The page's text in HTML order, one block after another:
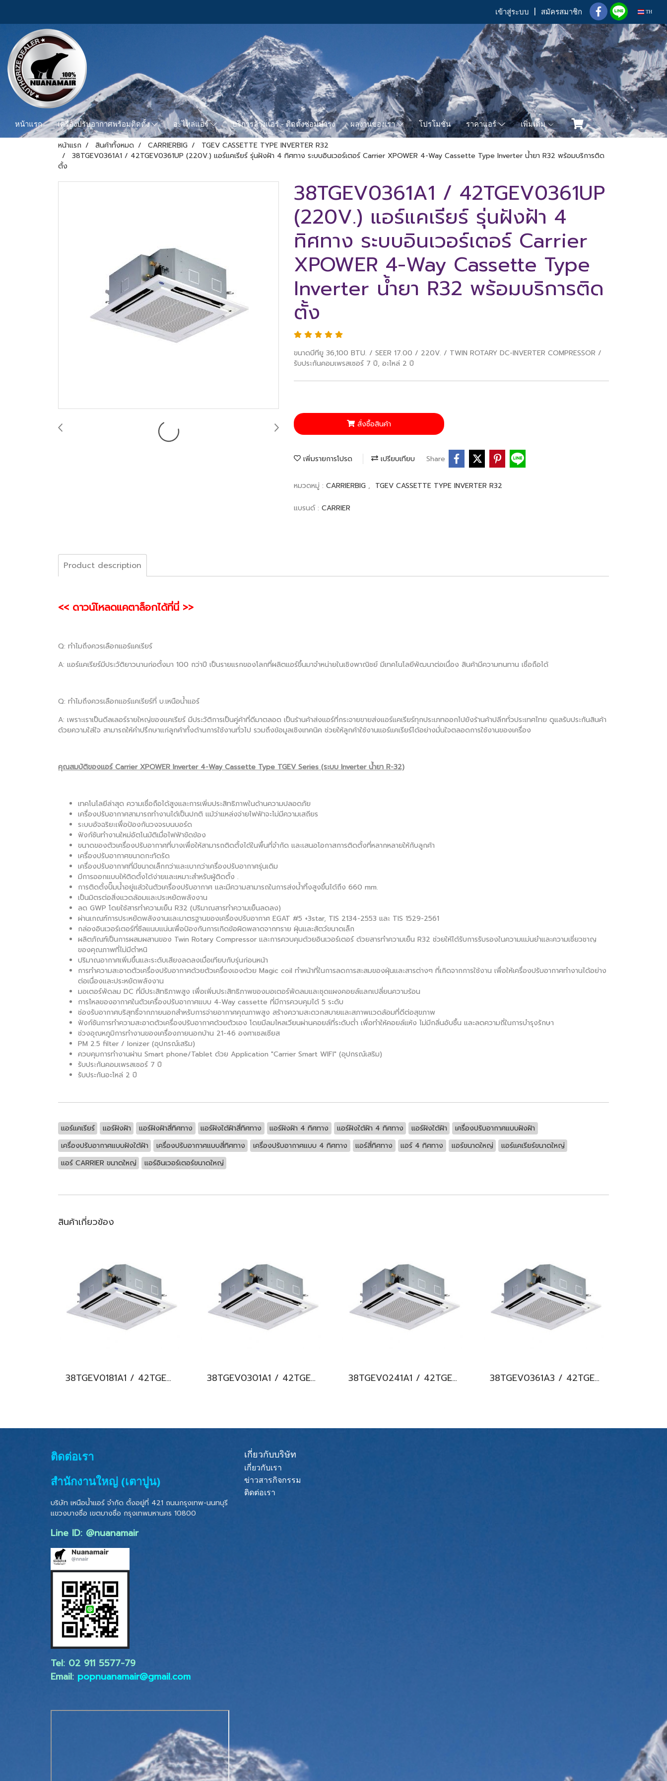
เข้าสู่ระบบ สมัครสมาชิก TH
หน้าแรก เครื่องปรับอากาศพร้อมติดตั้ง อะไหล่แอร์ บริการล้างแอร์ - ติดตั้งซ่อมบำรุง ผลงานของเรา โปรโมชั่น ราคาแอร์ เพิ่มเติม
หน้าแรก สินค้าทั้งหมด CARRIERBIG
TGEV CASSETTE TYPE INVERTER R32
38TGEV0361A1 / 42TGEV0361UP (220V.) แอร์แคเรียร์ รุ่นฝังฝ้า 4 ทิศทาง ระบบอินเวอร์เตอร์ Carrier XPOWER 4-Way Cassette Type Inverter น้ำยา R32 พร้อมบริการติด
ตั้ง
38TGEV0361A1 / 42TGEV0361UP
(220V.) แอร์แคเรียร์ รุ่นฝังฝ้า 4
ทิศทาง ระบบอินเวอร์เตอร์ Carrier
XPOWER 4-Way Cassette Type
Inverter น้ำยา R32 พร้อมบริการติด
ตั้ง
ขนาดบีทียู 36,100 BTU. / SEER 17.00 / 220V. / TWIN ROTARY DC-INVERTER COMPRESSOR /
รับประกันคอมเพรสเซอร์ 7 ปี, อะไหล่ 2 ปี
สั่งซื้อสินค้า
เพิ่มรายการโปรด เปรียบเทียบ Share
หมวดหมู่ : CARRIERBIG , TGEV CASSETTE TYPE INVERTER R32
แบรนด์ : CARRIER
Product description
<< ดาวน์โหลดแคตาล็อกได้ที่นี่ >>
Q: ทำไมถึงควรเลือกแอร์แคเรียร์
A: แอร์แคเรียร์มีประวัติยาวนานก่อตั้งมา 100 กว่าปี เป็นรายแรกของโลกที่ผลิตแอร์ขึ้นมาจำหน่ายในเชิงพาณิชย์ มีเทคโนโลยีพัฒนาต่อเนื่อง สินค้ามีความทนทาน เชื่อถือได้
Q: ทำไมถึงควรเลือกแอร์แคเรียร์ที่ บ.เหนือน้ำแอร์
A: เพราะเราเป็นดีลเลอร์รายใหญ่ของแคเรียร์ มีประวัติการเป็นคู่ค้าที่ดีมาตลอด เป็นร้านค้าส่งแอร์ที่กระจายขายส่งแอร์แคเรียร์ทุกประเภทออกไปยังร้านค้าปลีกทั่วประเทศไทย ดูแลรับประกันสินค้า
ด้วยความใส่ใจ สามารถให้คำปรึกษาแก่ลูกค้าทั้งด้านการใช้งานทั่วไป รวมถึงข้อมูลเชิงเทคนิค ช่วยให้ลูกค้าใช้งานแอร์แคเรียร์ได้อย่างมั่นใจตลอดการใช้งานของเครื่อง
คุณสมบัติของแอร์ Carrier XPOWER Inverter 4-Way Cassette Type TGEV Series (ระบบ Inverter น้ำยา R-32)
เทคโนโลยีล่าสุด ความเชื่อถือได้สูงและการเพิ่มประสิทธิภาพในด้านความปลอดภัย
เครื่องปรับอากาศสามารถทำงานได้เป็นปกติ แม้ว่าแหล่งจ่ายไฟฟ้าจะไม่มีความเสถียร
ระบบอัจฉริยะเพื่อป้องกันวงจรบนบอร์ด
ฟังก์ชันทำงานใหม่อัตโนมัติเมื่อไฟฟ้าขัดข้อง
ขนาดของตัวเครื่องปรับอากาศที่บางเพื่อให้สามารถติดตั้งได้ในพื้นที่จำกัด และเสนอโอกาสการติดตั้งที่หลากหลายให้กับลูกค้า
เครื่องปรับอากาศขนาดกะทัดรัด
เครื่องปรับอากาศที่มีขนาดเล็กกว่าและเบากว่าเครื่องปรับอากาศรุ่นเดิม
มีการออกแบบให้ติดตั้งได้ง่ายและเหมาะสำหรับผู้ติดตั้ง .
การติดตั้งปั๊มน้ำอยู่แล้วในตัวเครื่องปรับอากาศ และมีความสามารถในการส่งน้ำทิ้งสูงขึ้นได้ถึง 660 mm.
เป็นมิตรต่อสิ่งแวดล้อมและประหยัดพลังงาน
ลด GWP โดยใช้สารทำความเย็น R32 (ปริมาณสารทำความเย็นลดลง)
ผ่านเกณฑ์การประหยัดพลังงานและมาตรฐานของเครื่องปรับอากาศ EGAT #5 +3star, TIS 2134-2553 และ TIS 1529-2561
กล่องอินเวอร์เตอร์ที่ซีลแนบแน่นเพื่อป้องกันการเกิดข้อผิดพลาดจากทราย ฝุ่นและสัตว์ขนาดเล็ก
ผลิตภัณฑ์เป็นการผสมผสานของ Twin Rotary Compressor และการควบคุมด้วยอินเวอร์เตอร์ ด้วยสารทำความเย็น R32 ช่วยให้ได้รับการรับรองในความแม่นยำและความเชี่ยวชาญ
ของคุณภาพที่ไม่มีตำหนิ
ปริมาณอากาศเพิ่มขึ้นและระดับเสียงลดลงเมื่อเทียบกับรุ่นก่อนหน้า
การทำความสะอาดตัวเครื่องปรับอากาศด้วยตัวเครื่องเองด้วย Magic coil ทำหน้าที่ในการลดการสะสมของฝุ่นและสารต่างๆ ที่เกิดจากการใช้งาน เพื่อให้เครื่องปรับอากาศทำงานได้อย่าง
ต่อเนื่องและประหยัดพลังงาน
มอเตอร์พัดลม DC ที่มีประสิทธิภาพสูง เพื่อเพิ่มประสิทธิภาพของมอเตอร์พัดลมและชุดแผงคอยล์แลกเปลี่ยนความร้อน
การไหลของอากาศในตัวเครื่องปรับอากาศแบบ 4‑Way cassette ที่มีการควบคุมได้ 5 ระดับ
ช่องรับอากาศบริสุทธิ์จากภายนอกสำหรับการจ่ายอากาศคุณภาพสูง สร้างความสะดวกสบายและสภาพแวดล้อมที่ดีต่อสุขภาพ
ฟังก์ชันการทำความสะอาดตัวเครื่องปรับอากาศด้วยตัวเอง โดยมีลมไหลเวียนผ่านคอยล์ที่ระดับต่ำ เพื่อทำให้คอยล์แห้ง ไม่มีกลิ่นอับชื้น และลดความถี่ในการบำรุงรักษา
ช่วงอุณหภูมิการทำงานของเครื่องภายนอกบ้าน 21-46 องศาเซลเซียส
PM 2.5 filter / Ionizer (อุปกรณ์เสริม)
ควบคุมการทำงานผ่าน Smart phone/Tablet ด้วย Application "Carrier Smart WIFI" (อุปกรณ์เสริม)
รับประกันคอมเพรสเซอร์ 7 ปี
รับประกันอะไหล่ 2 ปี
แอร์แคเรียร์ แอร์ฝังฝ้า แอร์ฝังฝ้าสี่ทิศทาง แอร์ฝังใต้ฝ้าสี่ทิศทาง แอร์ฝังฝ้า 4 ทิศทาง แอร์ฝังใต้ฝ้า 4 ทิศทาง แอร์ฝังใต้ฝ้า
เครื่องปรับอากาศแบบฝังฝ้า
เครื่องปรับอากาศแบบฝังใต้ฝ้า
เครื่องปรับอากาศแบบสี่ทิศทาง เครื่องปรับอากาศแบบ 4 ทิศทาง แอร์สี่ทิศทาง แอร์ 4 ทิศทาง แอร์ขนาดใหญ่
แอร์แคเรียร์ขนาดใหญ่
แอร์ CARRIER ขนาดใหญ่
แอร์อินเวอร์เตอร์ขนาดใหญ่
สินค้าเกี่ยวข้อง
38TGEV0181A1 / 42TGEV0181UP (220V.) แอร์แคเรียร์ รุ่นฝังฝ้า 4 ทิศทาง ระบบอินเวอร์เตอร์ Carrier XPOWER 4-Way Cassette Type Inverter น้ำยา R32 พร้อมบริการติดตั้ง 38TGEV0301A1 / 42TGEV0301UP (220V.) แอร์แคเรียร์ รุ่นฝังฝ้า 4 ทิศทาง ระบบอินเวอร์เตอร์ Carrier XPOWER 4-Way Cassette Type Inverter น้ำยา R32 พร้อมบริการติดตั้ง 38TGEV0241A1 / 42TGEV0241UP (220V.) แอร์แคเรียร์ รุ่นฝังฝ้า 4 ทิศทาง ระบบอินเวอร์เตอร์ Carrier XPOWER 4-Way Cassette Type Inverter น้ำยา R32 พร้อมบริการติดตั้ง 38TGEV0361A3 / 42TGEV0361UP (380V./ไฟ 3 เฟส) แอร์แคเรียร์ รุ่นฝังฝ้า 4 ทิศทาง ระบบอินเวอร์เตอร์ Carrier XPOWER 4-Way Cassette Type Inverter น้ำยา R32 พร้อมบริการติดตั้ง
ติดต่อเรา
สำนักงานใหญ่ (เตาปูน)
บริษัท เหนือน้ำแอร์ จำกัด ตั้งอยู่ที่ 421 ถนนกรุงเทพ-นนทบุรี
แขวงบางซื่อ เขตบางซื่อ กรุงเทพมหานคร 10800
Line ID: @nuanamair
Tel: 02 ​911 5577-79
Email: popnuanamair@gmail.com
เกี่ยวกับบริษัท
เกี่ยวกับเรา
ข่าวสารกิจกรรม
ติดต่อเรา